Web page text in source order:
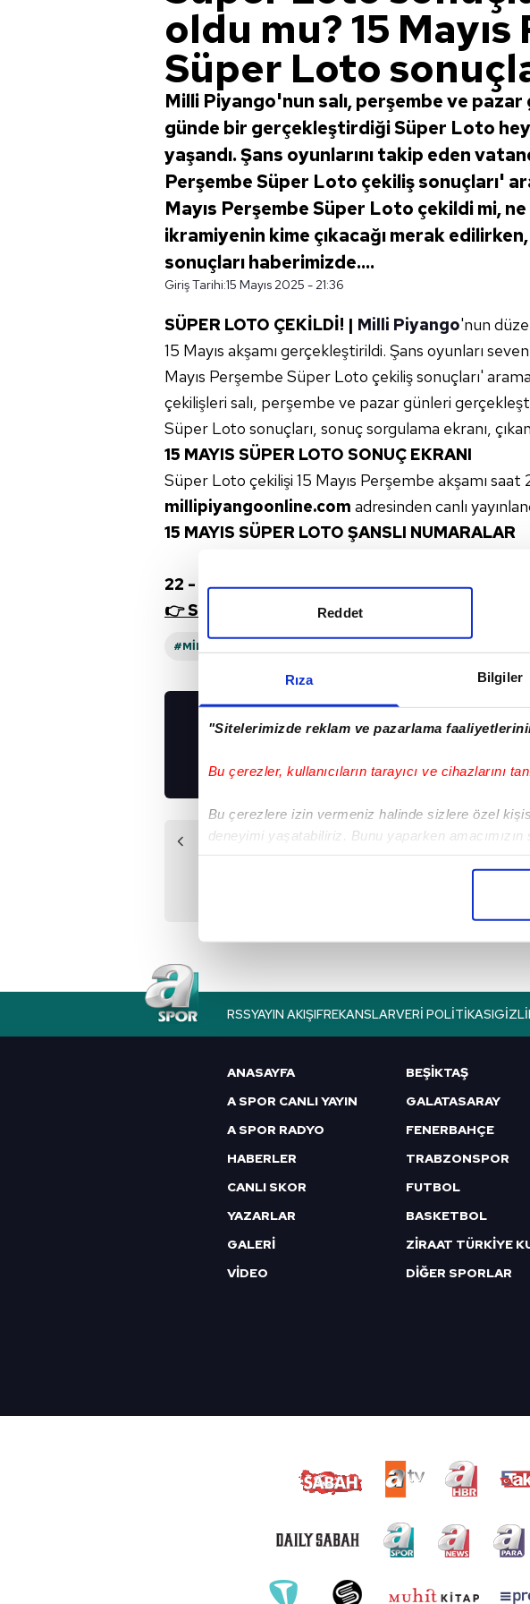
Rıza Bilgiler
"Sitelerimizde reklam ve pazarlama
Bu çerezler, kullanıcıların tarayıcı ve cihazlarını
Bu çerezlere izin vermeniz halinde sizlere özel
deneyimi yaşatabiliriz. Bunu yaparken
Her halükârda, kullanıcılar, bu çerezlere izin
amacıyla kullanılmaktadır. Diğer çerezler,
Çerezlere ilişkin tercihlerinizi aşağıda yer alan
6698 sayılı Kişisel Verilerin Korunması Kanunu
mevzuata uygun olarak kullanılan çerezlerle ilgili
Reddet
oldu mu? 15 Mayıs
Süper Loto
Milli Piyango'nun salı, perşembe ve
günde bir gerçekleştirdiği Süper Loto
yaşandı. Şans oyunlarını takip eden
Perşembe Süper Loto çekiliş sonuçları'
Mayıs Perşembe Süper Loto çekildi mi,
ikramiyenin kime çıkacağı merak
sonuçları haberimizde....
Giriş Tarihi:15 Mayıs 2025 - 21:36
SÜPER LOTO ÇEKİLDİ! | Milli Piyango'nun
15 Mayıs akşamı gerçekleştirildi. Şans oyunları
Mayıs Perşembe Süper Loto çekiliş sonuçları'
çekilişleri salı, perşembe ve pazar günleri
Süper Loto sonuçları, sonuç sorgulama ekranı,
15 MAYIS SÜPER LOTO SONUÇ EKRANI
Süper Loto çekilişi 15 Mayıs Perşembe akşamı saat
millipiyangoonline.com adresinden canlı
15 MAYIS SÜPER LOTO ŞANSLI NUMARALAR
22 - 28 - 33 - 37 - 39 - 52
👉 Süper Loto 15 Mayıs Perşembe sonucu için
#MILLI PIYANGO
UYGULAMALARIMIZI
Önceki Haber
RSSYAYIN AKIŞIFREKANSLARVERI POLITIKASI
ANASAYFA
A SPOR CANLI YAYIN
A SPOR RADYO
HABERLER
CANLI SKOR
YAZARLAR
GALERİ
VİDEO
BEŞİKTAŞ
GALATASARAY
FENERBAHÇE
TRABZONSPOR
FUTBOL
BASKETBOL
DİĞER SPORLAR